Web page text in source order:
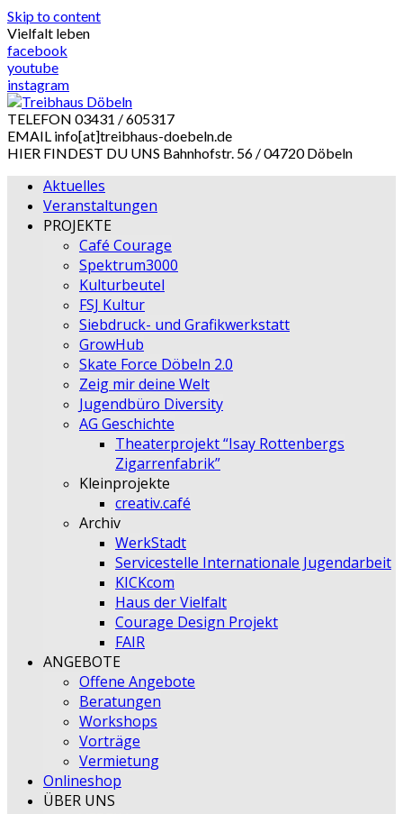
Skip to content
Vielfalt leben
facebook
youtube
instagram
TELEFON 03431 / 605317
EMAIL info[at]treibhaus-doebeln.de
HIER FINDEST DU UNS Bahnhofstr. 56 / 04720 Döbeln
Aktuelles
Veranstaltungen
PROJEKTE
Café Courage
Spektrum3000
Kulturbeutel
FSJ Kultur
Siebdruck- und Grafikwerkstatt
GrowHub
Skate Force Döbeln 2.0
Zeig mir deine Welt
Jugendbüro Diversity
AG Geschichte
Theaterprojekt “Isay Rottenbergs
Zigarrenfabrik”
Kleinprojekte
creativ.café
Archiv
WerkStadt
Servicestelle Internationale Jugendarbeit
KICKcom
Haus der Vielfalt
Courage Design Projekt
FAIR
ANGEBOTE
Offene Angebote
Beratungen
Workshops
Vorträge
Vermietung
Onlineshop
ÜBER UNS